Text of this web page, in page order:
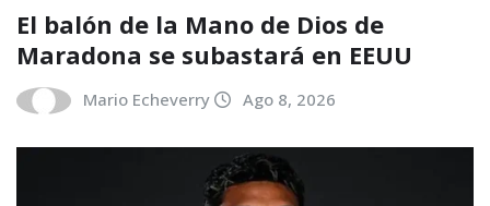
El balón de la Mano de Dios de
Maradona se subastará en EEUU
Mario Echeverry Ago 8, 2026